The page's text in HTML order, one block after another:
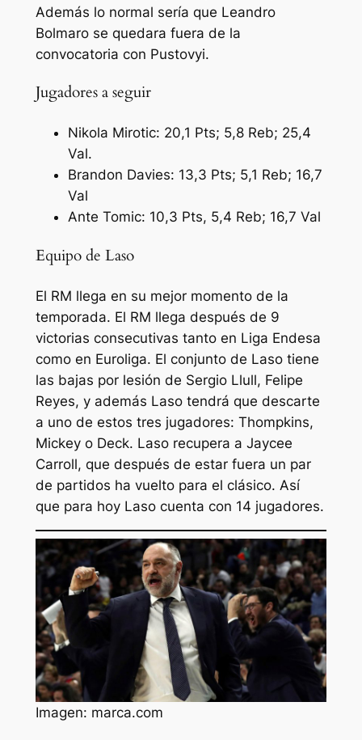
Además lo normal sería que Leandro
Bolmaro se quedara fuera de la
convocatoria con Pustovyi.
Jugadores a seguir
Nikola Mirotic: 20,1 Pts; 5,8 Reb; 25,4
Val.
Brandon Davies: 13,3 Pts; 5,1 Reb; 16,7
Val
Ante Tomic: 10,3 Pts, 5,4 Reb; 16,7 Val
Equipo de Laso
El RM llega en su mejor momento de la
temporada. El RM llega después de 9
victorias consecutivas tanto en Liga Endesa
como en Euroliga. El conjunto de Laso tiene
las bajas por lesión de Sergio Llull, Felipe
Reyes, y además Laso tendrá que descarte
a uno de estos tres jugadores: Thompkins,
Mickey o Deck. Laso recupera a Jaycee
Carroll, que después de estar fuera un par
de partidos ha vuelto para el clásico. Así
que para hoy Laso cuenta con 14 jugadores.
Imagen: marca.com